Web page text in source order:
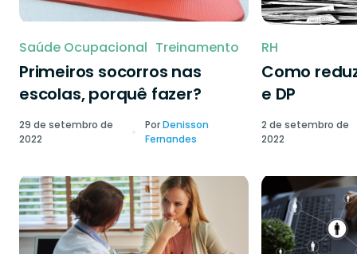
Saúde Ocupacional Treinamento
Primeiros socorros nas
escolas, porquê fazer?
29 de setembro de
2022
PorDenisson
Fernandes
RH
Como
e DP
2 de setembro de
2022